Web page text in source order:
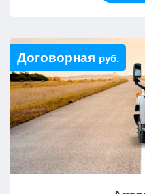
Договорная руб.